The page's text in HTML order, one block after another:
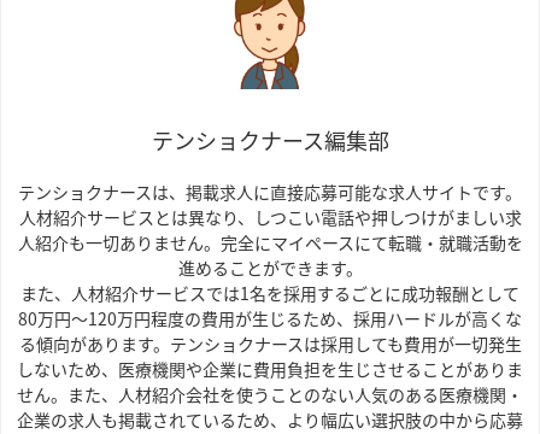
テンショクナース編集部
テンショクナースは、掲載求人に直接応募可能な求人サイトです。
人材紹介サービスとは異なり、しつこい電話や押しつけがましい求
人紹介も一切ありません。完全にマイペースにて転職・就職活動を
進めることができます。
また、人材紹介サービスでは1名を採用するごとに成功報酬として
80万円〜120万円程度の費用が生じるため、採用ハードルが高くな
る傾向があります。テンショクナースは採用しても費用が一切発生
しないため、医療機関や企業に費用負担を生じさせることがありま
せん。また、人材紹介会社を使うことのない人気のある医療機関・
企業の求人も掲載されているため、より幅広い選択肢の中から応募